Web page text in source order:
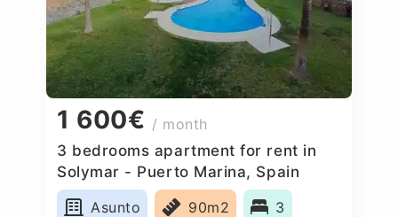
1 600€ / month
3 bedrooms apartment for rent in
Solymar - Puerto Marina, Spain
Asunto
90m2 3